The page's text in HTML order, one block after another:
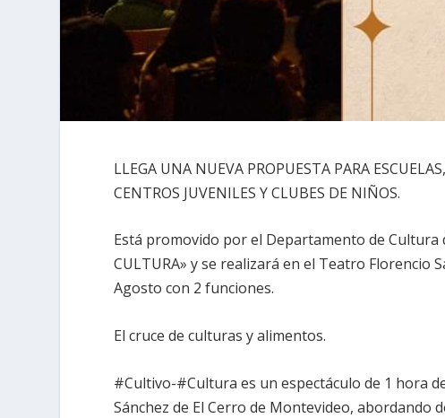
LLEGA UNA NUEVA PROPUESTA PARA
CENTROS JUVENILES Y CLUBES DE NIÑOS.
Está promovido por el Departamento de Cultura
CULTURA» y se realizará en el Teatro Florencio
Agosto con 2 funciones.
El cruce de culturas y alimentos.
#Cultivo-#Cultura es un espectáculo de 1 hora
Sánchez de El Cerro de Montevideo, abordando